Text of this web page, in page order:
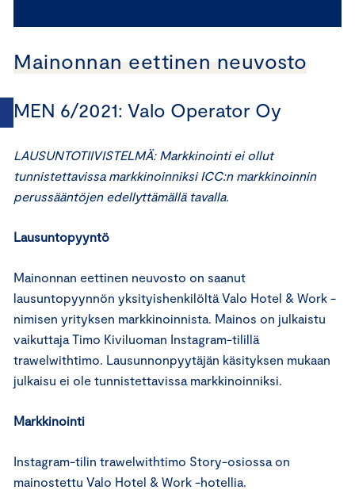
Mainonnan eettinen neuvosto
MEN 6/2021: Valo Operator Oy
LAUSUNTOTIIVISTELMÄ: Markkinointi ei ollut
tunnistettavissa markkinoinniksi ICC:n markkinoinnin
perussääntöjen edellyttämällä tavalla.
Lausuntopyyntö
Mainonnan eettinen neuvosto on saanut
lausuntopyynnön yksityishenkilöltä Valo Hotel & Work -
nimisen yrityksen markkinoinnista. Mainos on julkaistu
vaikuttaja Timo Kiviluoman Instagram-tilillä
trawelwithtimo. Lausunnonpyytäjän käsityksen mukaan
julkaisu ei ole tunnistettavissa markkinoinniksi.
Markkinointi
Instagram-tilin trawelwithtimo Story-osiossa on
mainostettu Valo Hotel & Work -hotellia.